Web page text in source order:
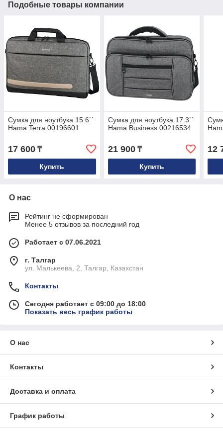
Подобные товары компании
Сумка для ноутбука 15.6``
Hama Terra 00196601
17 600 ₸
Купить
Сумка для ноутбука 17.3``
Hama Business 00216534
21 900₸
Купить
12
О нас
Рейтинг не сформирован
Менее 5 отзывов за последний год
Работает с 07.06.2021
г. Талгар
ул. Малькеева, 2, Талгар, Казахстан
Контакты
Сегодня работает с 09:00 до 18:00
Показать весь график работы
О нас
Контакты
Доставка и оплата
График работы